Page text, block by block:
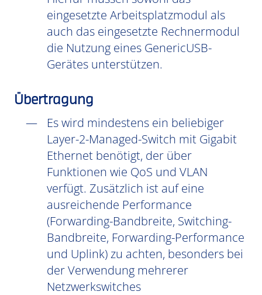
eingesetzte Arbeitsplatzmodul als
auch das eingesetzte Rechnermodul
die Nutzung eines GenericUSB-
Gerätes unterstützen.
Übertragung
Es wird mindestens ein beliebiger
Layer-2-Managed-Switch mit Gigabit
Ethernet benötigt, der über
Funktionen wie QoS und VLAN
verfügt. Zusätzlich ist auf eine
ausreichende Performance
(Forwarding-Bandbreite, Switching-
Bandbreite, Forwarding-Performance
und Uplink) zu achten, besonders bei
der Verwendung mehrerer
Netzwerkswitches